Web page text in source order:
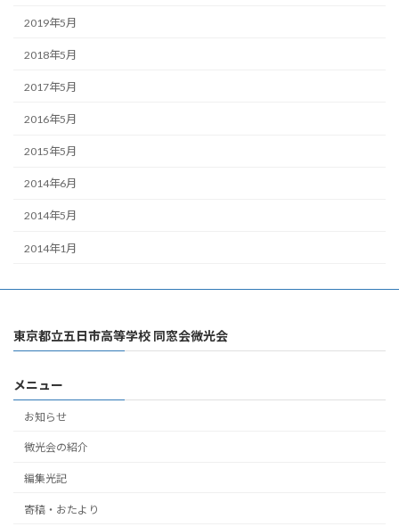
2019年5月
2018年5月
2017年5月
2016年5月
2015年5月
2014年6月
2014年5月
2014年1月
東京都立五日市高等学校 同窓会微光会
メニュー
お知らせ
微光会の紹介
編集光記
寄稿・おたより